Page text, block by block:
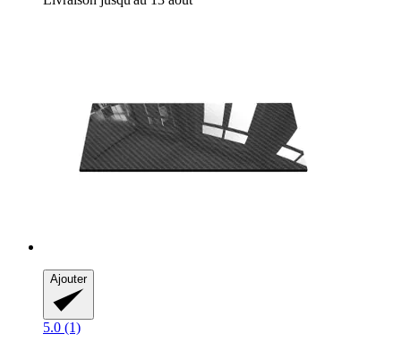
Ajouter
5.0 (1)